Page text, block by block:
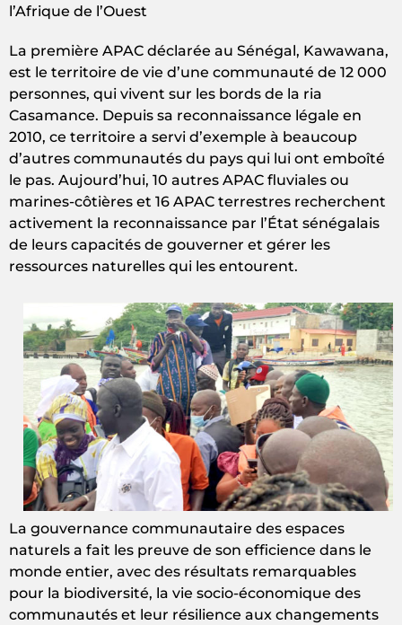
l’Afrique de l’Ouest
La première APAC déclarée au Sénégal, Kawawana,
est le territoire de vie d’une communauté de 12 000
personnes, qui vivent sur les bords de la ria
Casamance. Depuis sa reconnaissance légale en
2010, ce territoire a servi d’exemple à beaucoup
d’autres communautés du pays qui lui ont emboîté
le pas. Aujourd’hui, 10 autres APAC fluviales ou
marines-côtières et 16 APAC terrestres recherchent
activement la reconnaissance par l’État sénégalais
de leurs capacités de gouverner et gérer les
ressources naturelles qui les entourent.
La gouvernance communautaire des espaces
naturels a fait les preuve de son efficience dans le
monde entier, avec des résultats remarquables
pour la biodiversité, la vie socio-économique des
communautés et leur résilience aux changements